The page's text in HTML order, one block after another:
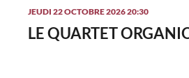
JEUDI 22 OCTOBRE 2026 20:30
LE QUARTET